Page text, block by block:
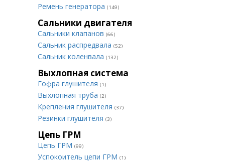
Ремень генератора (149)
Сальники двигателя
Сальники клапанов (66)
Сальник распредвала (52)
Сальник коленвала (132)
Выхлопная система
Гофра глушителя (1)
Выхлопная труба (2)
Крепления глушителя (37)
Резинки глушителя (3)
Цепь ГРМ
Цепь ГРМ (99)
Успокоитель цепи ГРМ (1)